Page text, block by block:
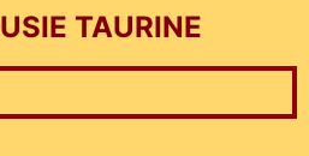
TAURINE